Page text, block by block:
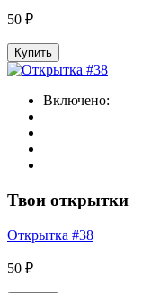
50 ₽
Купить
Включено:
Твои открытки
Открытка #38
50 ₽